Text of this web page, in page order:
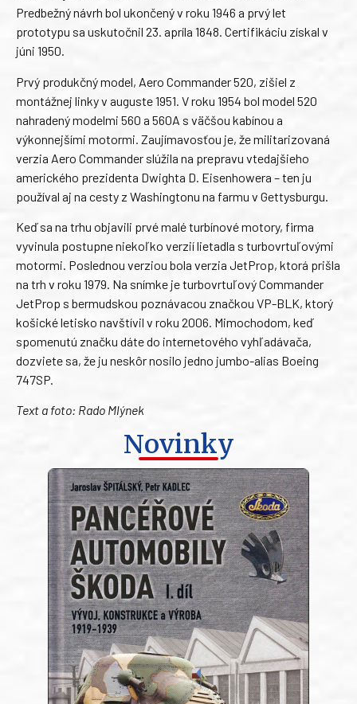
Predbežný návrh bol ukončený v roku 1946 a prvý let
prototypu sa uskutočnil 23. apríla 1848. Certifikáciu získal v
júni 1950.
Prvý produkčný model, Aero Commander 520, zišiel z
montážnej linky v auguste 1951. V roku 1954 bol model 520
nahradený modelmi 560 a 560A s väčšou kabínou a
výkonnejšími motormi. Zaujímavosťou je, že militarizovaná
verzia Aero Commander slúžila na prepravu vtedajšieho
amerického prezidenta Dwighta D. Eisenhowera – ten ju
používal aj na cesty z Washingtonu na farmu v Gettysburgu.
Keď sa na trhu objavili prvé malé turbínové motory, firma
vyvinula postupne niekoľko verzií lietadla s turbovrtuľovými
motormi. Poslednou verziou bola verzia JetProp, ktorá prišla
na trh v roku 1979. Na snímke je turbovrtuľový Commander
JetProp s bermudskou poznávacou značkou VP-BLK, ktorý
košické letisko navštívil v roku 2006. Mimochodom, keď
spomenutú značku dáte do internetového vyhľadávača,
dozviete sa, že ju neskôr nosilo jedno jumbo-alias Boeing
747SP.
Text a foto: Rado Mlýnek
Novinky